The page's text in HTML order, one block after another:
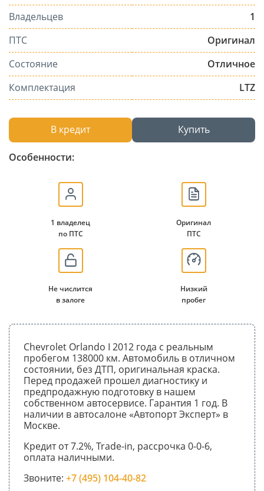
Владельцев
1
ПТС
Оригинал
Состояние
Отличное
Комплектация
LTZ
В кредит Купить
Особенности:
1 владелец
по ПТС
Оригинал
ПТС
Не числится
в залоге
Низкий
пробег
Chevrolet Orlando I 2012 года с реальным
пробегом 138000 км. Автомобиль в отличном
состоянии, без ДТП, оригинальная краска.
Перед продажей прошел диагностику и
предпродажную подготовку в нашем
собственном автосервисе. Гарантия 1 год. В
наличии в автосалоне «Автопорт Эксперт» в
Москве.
Кредит от 7.2%, Trade-in, рассрочка 0-0-6,
оплата наличными.
Звоните: +7 (495) 104-40-82